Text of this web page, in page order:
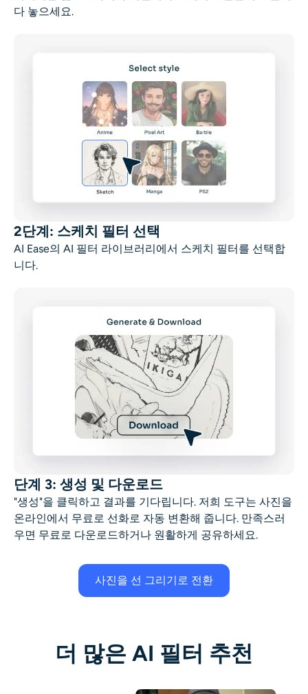
다 놓으세요.
2단계: 스케치 필터 선택
AI Ease의 AI 필터 라이브러리에서 스케치 필터를 선택합
니다.
단계 3: 생성 및 다운로드
"생성"을 클릭하고 결과를 기다립니다. 저희 도구는 사진을
온라인에서 무료로 선화로 자동 변환해 줍니다. 만족스러
우면 무료로 다운로드하거나 원활하게 공유하세요.
사진을 선 그리기로 전환
더 많은 AI 필터 추천